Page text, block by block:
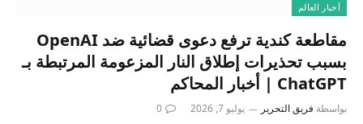
أخبار العالم
مقاطعة كندية ترفع دعوى قضائية ضد OpenAI
بسبب تحذيرات إطلاق النار المزعومة المرتبطة بـ
ChatGPT | أخبار المحاكم
بواسطة فريق التحرير يوليو 7, 2026 0